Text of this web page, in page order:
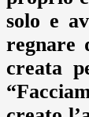
solo e
regnare
creata